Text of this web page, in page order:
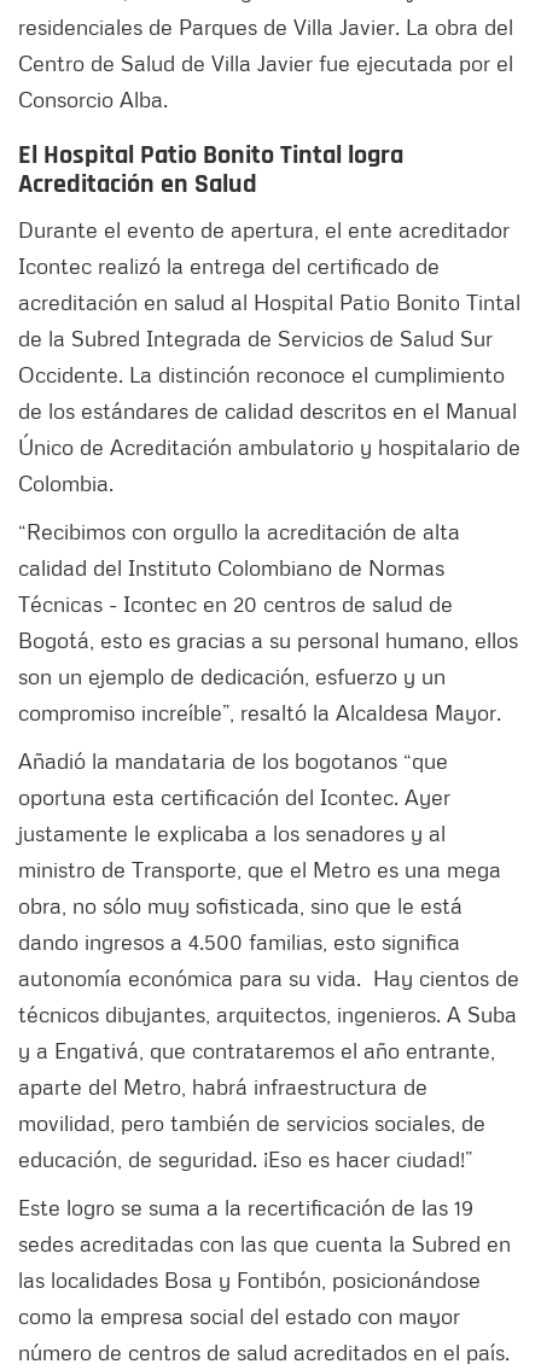
residenciales de Parques de Villa Javier. La obra del
Centro de Salud de Villa Javier fue ejecutada por el
Consorcio Alba.
El Hospital Patio Bonito Tintal logra
Acreditación en Salud
Durante el evento de apertura, el ente acreditador
Icontec realizó la entrega del certificado de
acreditación en salud al Hospital Patio Bonito Tintal
de la Subred Integrada de Servicios de Salud Sur
Occidente. La distinción reconoce el cumplimiento
de los estándares de calidad descritos en el Manual
Único de Acreditación ambulatorio y hospitalario de
Colombia.
“Recibimos con orgullo la acreditación de alta
calidad del Instituto Colombiano de Normas
Técnicas - Icontec en 20 centros de salud de
Bogotá, esto es gracias a su personal humano, ellos
son un ejemplo de dedicación, esfuerzo y un
compromiso increíble”, resaltó la Alcaldesa Mayor.
Añadió la mandataria de los bogotanos “que
oportuna esta certificación del Icontec. Ayer
justamente le explicaba a los senadores y al
ministro de Transporte, que el Metro es una mega
obra, no sólo muy sofisticada, sino que le está
dando ingresos a 4.500 familias, esto significa
autonomía económica para su vida. Hay cientos de
técnicos dibujantes, arquitectos, ingenieros. A Suba
y a Engativá, que contrataremos el año entrante,
aparte del Metro, habrá infraestructura de
movilidad, pero también de servicios sociales, de
educación, de seguridad. ¡Eso es hacer ciudad!”
Este logro se suma a la recertificación de las 19
sedes acreditadas con las que cuenta la Subred en
las localidades Bosa y Fontibón, posicionándose
como la empresa social del estado con mayor
número de centros de salud acreditados en el país.